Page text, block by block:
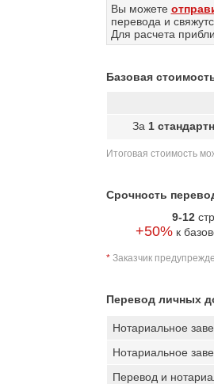
Вы можете
перевода и
Для расчета
Базовая
За 1
Итоговая стоимость
Срочность
9-12
+50%к
*Заказчик
Перевод личных
Нотариальное
Нотариальное
Перевод и